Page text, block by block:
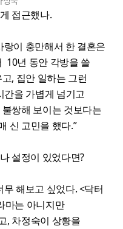
접근했나.
랑이 충만해서 한 결혼은
10년 동안 각방을 쓸
, 집안 일하는 그런
간을 가볍게 넘기고
쌍해 보이는 것보다는
신 고민을 했다.”
설정이 있었다면?
해보고 싶었다. <닥터
마는 아니지만
, 차정숙이 상황을